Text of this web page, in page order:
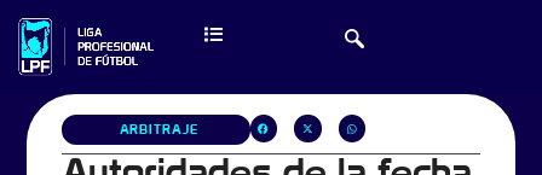
ARBITRAJE